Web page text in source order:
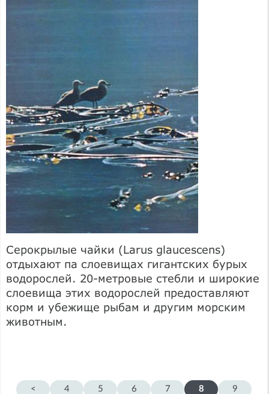
Серокрылые чайки (Larus glaucescens)
отдыхают па слоевищах гигантских бурых
водорослей. 20-метровые стебли и широкие
слоевища этих водорослей предоставляют
корм и убежище рыбам и другим морским
животным.
< 4 5 6 7 8
9